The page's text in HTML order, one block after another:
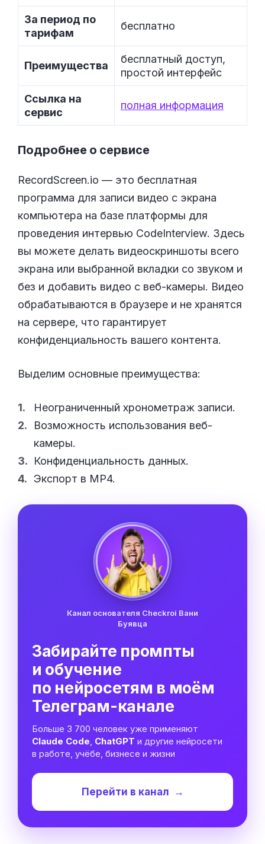
За период по
тарифам
бесплатно
Преимущества
бесплатный доступ,
простой интерфейс
Ссылка на
сервис
полная информация
Подробнее о сервисе
RecordScreen.io — это бесплатная
программа для записи видео с экрана
компьютера на базе платформы для
проведения интервью CodeInterview. Здесь
вы можете делать видеоскриншоты всего
экрана или выбранной вкладки со звуком и
без и добавить видео с веб-камеры. Видео
обрабатываются в браузере и не хранятся
на сервере, что гарантирует
конфиденциальность вашего контента.
Выделим основные преимущества:
Неограниченный хронометраж записи.
Возможность использования веб-
камеры.
Конфиденциальность данных.
Экспорт в MP4.
Канал основателя Checkroi Вани
Буявца
Забирайте промпты
и обучение
по нейросетям в моём
Телеграм-канале
Больше 3 700 человек уже применяют
Claude Code, ChatGPT и другие нейросети
в работе, учёбе, бизнесе и жизни
Перейти в канал →